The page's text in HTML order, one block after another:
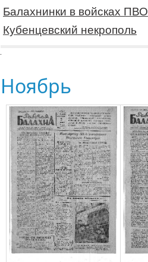
Балахнинки в войсках ПВО
Кубенцевский некрополь
Ноябрь